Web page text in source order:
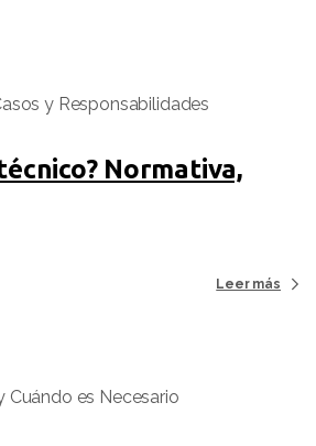
Normativa,
Leer más